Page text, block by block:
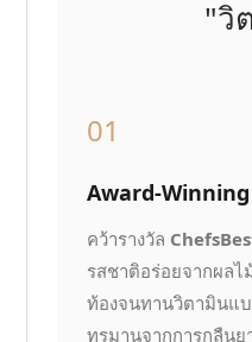
"วิ
01
Award-
คว้ารางวัล
รสชาติอร่อยจากผ
ท้องจนทานวิตามินแ
ทรมานจากการกลืน